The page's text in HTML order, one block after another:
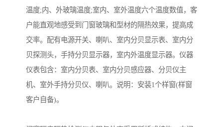
温度;内、外玻璃温度;室内、室外温度六个温度数值，客
户能直观地感受到门窗玻璃和型材的隔热效果，提高成
交率。配有电源开关、喇叭、室内分贝显示表、室内分
贝探测头，手持分贝显示器，室内外温度显示器。仪器
仪表包含：室内分贝表、室内分贝感应器、分贝仪主
机、室外手持分贝仪、喇叭。说明：安装1个样窗(样窗
客户自备)。